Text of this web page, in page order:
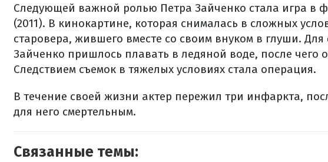
Следующей важной ролью Петра Зайченко стала игра в
(2011). В кинокартине, которая снималась в сложных
старовера, жившего вместе со своим внуком в глуши.
Зайченко пришлось плавать в ледяной воде, после чего
Следствием съемок в тяжелых условиях стала операция.
В течение своей жизни актер пережил три инфаркта,
для него смертельным.
Связанные темы: